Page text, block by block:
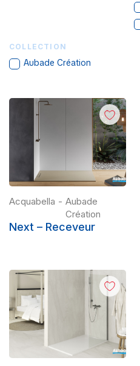
COLLECTION
Aubade Création
Acquabella - Aubade
Création
Next – Receveur